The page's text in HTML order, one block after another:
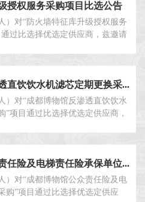
授权服务采购项目比选公告
）对“防火墙特征库升级授权服务
过比选择优选定供应商，兹邀请
直饮饮水机滤芯定期更换采...
）对“成都博物馆反渗透直饮饮水
”项目通过比选择优选定供应商，
任险及电梯责任险承保单位...
）对“成都博物馆公众责任险及电
购”项目通过比选择优选定供应